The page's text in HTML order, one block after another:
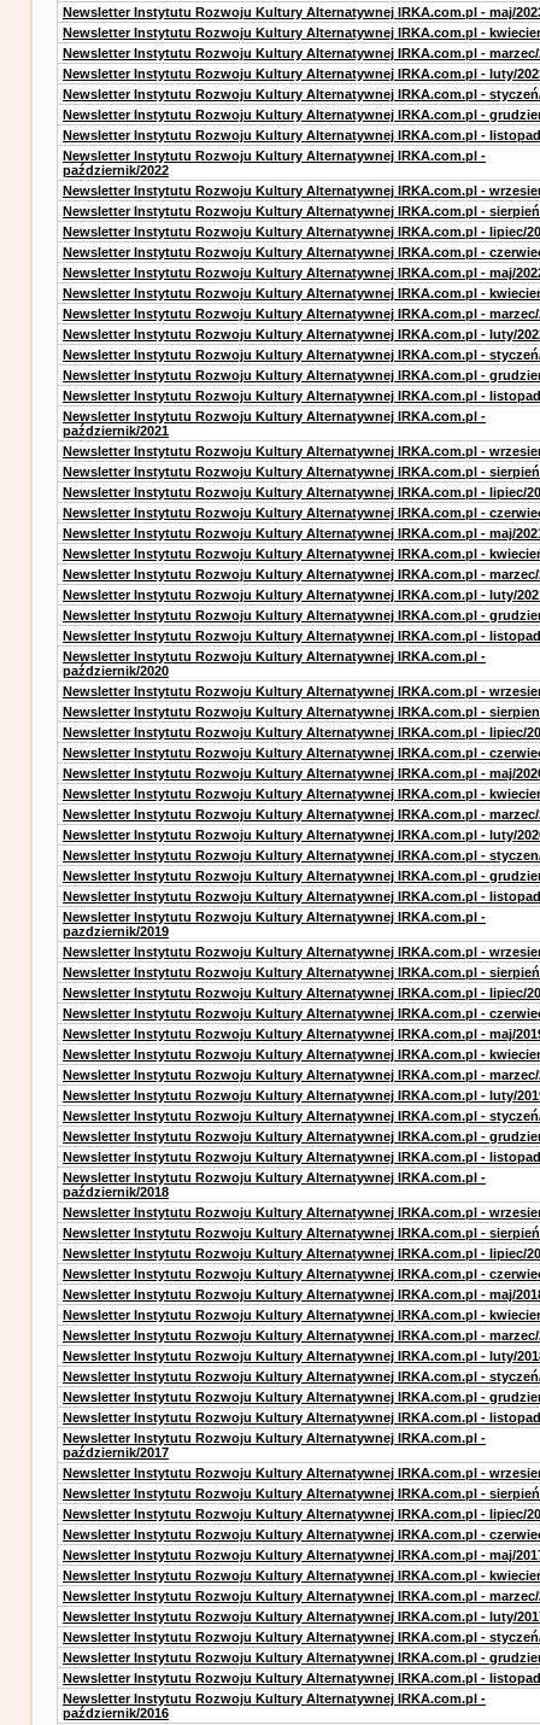
Newsletter Instytutu Rozwoju Kultury Alternatywnej IRKA.com.pl - maj/
Newsletter Instytutu Rozwoju Kultury Alternatywnej IRKA.com.pl -
Newsletter Instytutu Rozwoju Kultury Alternatywnej IRKA.com.pl - marzec/
Newsletter Instytutu Rozwoju Kultury Alternatywnej IRKA.com.pl - luty/
Newsletter Instytutu Rozwoju Kultury Alternatywnej IRKA.com.pl -
Newsletter Instytutu Rozwoju Kultury Alternatywnej IRKA.com.pl -
Newsletter Instytutu Rozwoju Kultury Alternatywnej IRKA.com.pl -
Newsletter Instytutu Rozwoju Kultury Alternatywnej IRKA.com.pl -
październik/2022
Newsletter Instytutu Rozwoju Kultury Alternatywnej IRKA.com.pl -
Newsletter Instytutu Rozwoju Kultury Alternatywnej IRKA.com.pl -
Newsletter Instytutu Rozwoju Kultury Alternatywnej IRKA.com.pl - lipiec/
Newsletter Instytutu Rozwoju Kultury Alternatywnej IRKA.com.pl -
Newsletter Instytutu Rozwoju Kultury Alternatywnej IRKA.com.pl - maj/
Newsletter Instytutu Rozwoju Kultury Alternatywnej IRKA.com.pl -
Newsletter Instytutu Rozwoju Kultury Alternatywnej IRKA.com.pl - marzec/
Newsletter Instytutu Rozwoju Kultury Alternatywnej IRKA.com.pl - luty/
Newsletter Instytutu Rozwoju Kultury Alternatywnej IRKA.com.pl -
Newsletter Instytutu Rozwoju Kultury Alternatywnej IRKA.com.pl -
Newsletter Instytutu Rozwoju Kultury Alternatywnej IRKA.com.pl -
Newsletter Instytutu Rozwoju Kultury Alternatywnej IRKA.com.pl -
październik/2021
Newsletter Instytutu Rozwoju Kultury Alternatywnej IRKA.com.pl -
Newsletter Instytutu Rozwoju Kultury Alternatywnej IRKA.com.pl -
Newsletter Instytutu Rozwoju Kultury Alternatywnej IRKA.com.pl - lipiec/
Newsletter Instytutu Rozwoju Kultury Alternatywnej IRKA.com.pl -
Newsletter Instytutu Rozwoju Kultury Alternatywnej IRKA.com.pl - maj/
Newsletter Instytutu Rozwoju Kultury Alternatywnej IRKA.com.pl -
Newsletter Instytutu Rozwoju Kultury Alternatywnej IRKA.com.pl - marzec/
Newsletter Instytutu Rozwoju Kultury Alternatywnej IRKA.com.pl - luty/
Newsletter Instytutu Rozwoju Kultury Alternatywnej IRKA.com.pl -
Newsletter Instytutu Rozwoju Kultury Alternatywnej IRKA.com.pl -
Newsletter Instytutu Rozwoju Kultury Alternatywnej IRKA.com.pl -
październik/2020
Newsletter Instytutu Rozwoju Kultury Alternatywnej IRKA.com.pl -
Newsletter Instytutu Rozwoju Kultury Alternatywnej IRKA.com.pl -
Newsletter Instytutu Rozwoju Kultury Alternatywnej IRKA.com.pl - lipiec/
Newsletter Instytutu Rozwoju Kultury Alternatywnej IRKA.com.pl -
Newsletter Instytutu Rozwoju Kultury Alternatywnej IRKA.com.pl - maj/
Newsletter Instytutu Rozwoju Kultury Alternatywnej IRKA.com.pl -
Newsletter Instytutu Rozwoju Kultury Alternatywnej IRKA.com.pl - marzec/
Newsletter Instytutu Rozwoju Kultury Alternatywnej IRKA.com.pl - luty/
Newsletter Instytutu Rozwoju Kultury Alternatywnej IRKA.com.pl -
Newsletter Instytutu Rozwoju Kultury Alternatywnej IRKA.com.pl -
Newsletter Instytutu Rozwoju Kultury Alternatywnej IRKA.com.pl -
Newsletter Instytutu Rozwoju Kultury Alternatywnej IRKA.com.pl -
pazdziernik/2019
Newsletter Instytutu Rozwoju Kultury Alternatywnej IRKA.com.pl -
Newsletter Instytutu Rozwoju Kultury Alternatywnej IRKA.com.pl -
Newsletter Instytutu Rozwoju Kultury Alternatywnej IRKA.com.pl - lipiec/
Newsletter Instytutu Rozwoju Kultury Alternatywnej IRKA.com.pl -
Newsletter Instytutu Rozwoju Kultury Alternatywnej IRKA.com.pl - maj/
Newsletter Instytutu Rozwoju Kultury Alternatywnej IRKA.com.pl -
Newsletter Instytutu Rozwoju Kultury Alternatywnej IRKA.com.pl - marzec/
Newsletter Instytutu Rozwoju Kultury Alternatywnej IRKA.com.pl - luty/
Newsletter Instytutu Rozwoju Kultury Alternatywnej IRKA.com.pl -
Newsletter Instytutu Rozwoju Kultury Alternatywnej IRKA.com.pl -
Newsletter Instytutu Rozwoju Kultury Alternatywnej IRKA.com.pl -
Newsletter Instytutu Rozwoju Kultury Alternatywnej IRKA.com.pl -
październik/2018
Newsletter Instytutu Rozwoju Kultury Alternatywnej IRKA.com.pl -
Newsletter Instytutu Rozwoju Kultury Alternatywnej IRKA.com.pl -
Newsletter Instytutu Rozwoju Kultury Alternatywnej IRKA.com.pl - lipiec/
Newsletter Instytutu Rozwoju Kultury Alternatywnej IRKA.com.pl -
Newsletter Instytutu Rozwoju Kultury Alternatywnej IRKA.com.pl - maj/
Newsletter Instytutu Rozwoju Kultury Alternatywnej IRKA.com.pl -
Newsletter Instytutu Rozwoju Kultury Alternatywnej IRKA.com.pl - marzec/
Newsletter Instytutu Rozwoju Kultury Alternatywnej IRKA.com.pl - luty/
Newsletter Instytutu Rozwoju Kultury Alternatywnej IRKA.com.pl -
Newsletter Instytutu Rozwoju Kultury Alternatywnej IRKA.com.pl -
Newsletter Instytutu Rozwoju Kultury Alternatywnej IRKA.com.pl -
Newsletter Instytutu Rozwoju Kultury Alternatywnej IRKA.com.pl -
październik/2017
Newsletter Instytutu Rozwoju Kultury Alternatywnej IRKA.com.pl -
Newsletter Instytutu Rozwoju Kultury Alternatywnej IRKA.com.pl -
Newsletter Instytutu Rozwoju Kultury Alternatywnej IRKA.com.pl - lipiec/
Newsletter Instytutu Rozwoju Kultury Alternatywnej IRKA.com.pl -
Newsletter Instytutu Rozwoju Kultury Alternatywnej IRKA.com.pl - maj/
Newsletter Instytutu Rozwoju Kultury Alternatywnej IRKA.com.pl -
Newsletter Instytutu Rozwoju Kultury Alternatywnej IRKA.com.pl - marzec/
Newsletter Instytutu Rozwoju Kultury Alternatywnej IRKA.com.pl - luty/
Newsletter Instytutu Rozwoju Kultury Alternatywnej IRKA.com.pl -
Newsletter Instytutu Rozwoju Kultury Alternatywnej IRKA.com.pl -
Newsletter Instytutu Rozwoju Kultury Alternatywnej IRKA.com.pl -
Newsletter Instytutu Rozwoju Kultury Alternatywnej IRKA.com.pl -
październik/2016